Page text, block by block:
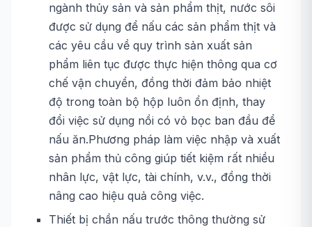
ngành thủy sản và sản phẩm thịt, nước sôi
được sử dụng để nấu các sản phẩm thịt và
các yêu cầu về quy trình sản xuất sản
phẩm liên tục được thực hiện thông qua cơ
chế vận chuyển, đồng thời đảm bảo nhiệt
độ trong toàn bộ hộp luôn ổn định, thay
đổi việc sử dụng nồi có vỏ bọc ban đầu để
nấu ăn.Phương pháp làm việc nhập và xuất
sản phẩm thủ công giúp tiết kiệm rất nhiều
nhân lực, vật lực, tài chính, v.v., đồng thời
nâng cao hiệu quả công việc.
Thiết bị chần nấu trước thông thường sử